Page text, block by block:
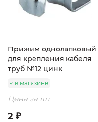
Прижим однолапковый
для крепления кабеля
труб №12 цинк
в магазине
Цена за шт
2 ₽